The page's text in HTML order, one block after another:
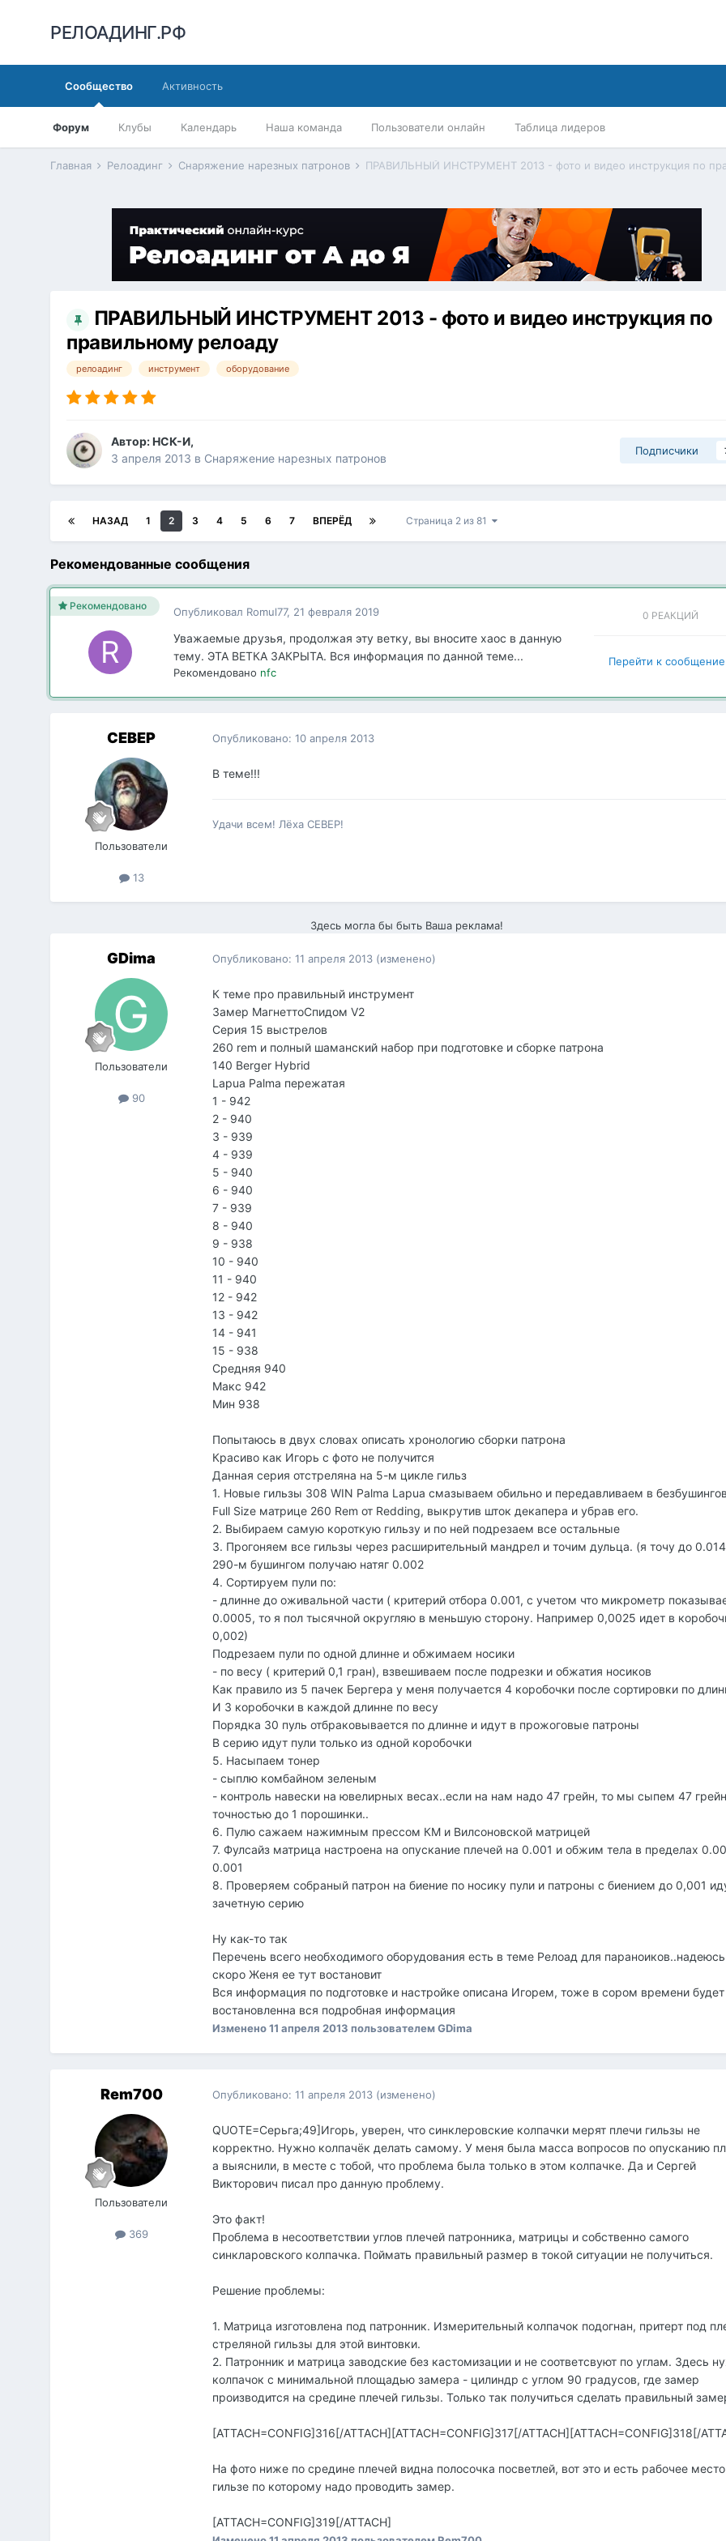
РЕЛОАДИНГ.РФ
Сообщество
Форум Клубы Календарь Наша команда Пользователи онлайн Таблица лидеров
Активность
Главная Релоадинг Снаряжение нарезных патронов
ПРАВИЛЬНЫЙ ИНСТРУМЕНТ 2013 - фото и видео инструкция по
правильному релоаду
релоадинг инструмент оборудование
Автор:НСК-И,
3 апреля 2013 в Снаряжение нарезных патронов
Подписчики
НАЗАД 1 2 3 4 5 6 7 ВПЕРЁД Страница 2 из 81
Рекомендованные сообщения
Рекомендовано Опубликовал Romul77, 21 февраля 2019
Уважаемые друзья, продолжая эту ветку, вы вносите хаос в данную
тему. ЭТА ВЕТКА ЗАКРЫТА. Вся информация по данной теме...
Рекомендовано nfc
0 РЕАКЦИЙ
Перейти к сообщение
СЕВЕР
Пользователи
13
Опубликовано:10 апреля 2013
В теме!!!
Удачи всем! Лёха СЕВЕР!
Здесь могла бы быть Ваша реклама!
GDima
Пользователи
90
Опубликовано:11 апреля 2013 (изменено)
К теме про правильный инструмент
Замер МагнеттоСпидом V2
Серия 15 выстрелов
260 rem и полный шаманский набор при подготовке и сборке патрона
140 Berger Hybrid
Lapua Palma пережатая
1 - 942
2 - 940
3 - 939
4 - 939
5 - 940
6 - 940
7 - 939
8 - 940
9 - 938
10 - 940
11 - 940
12 - 942
13 - 942
14 - 941
15 - 938
Средняя 940
Макс 942
Мин 938
Попытаюсь в двух словах описать хронологию сборки патрона
Красиво как Игорь с фото не получится
Данная серия отстреляна на 5-м цикле гильз
1. Новые гильзы 308 WIN Palma Lapua смазываем обильно и передавливаем в
Full Size матрице 260 Rem от Redding, выкрутив шток декапера и убрав его.
2. Выбираем самую короткую гильзу и по ней подрезаем все остальные
3. Прогоняем все гильзы через расширительный мандрел и точим дульца. (я точу до
290-м бушингом получаю натяг 0.002
4. Сортируем пули по:
- длинне до оживальной части ( критерий отбора 0.001, с учетом что микрометр
0.0005, то я пол тысячной округляю в меньшую сторону. Например 0,0025 идет в
0,002)
Подрезаем пули по одной длинне и обжимаем носики
- по весу ( критерий 0,1 гран), взвешиваем после подрезки и обжатия носиков
Как правило из 5 пачек Бергера у меня получается 4 коробочки после сортировки по
И 3 коробочки в каждой длинне по весу
Порядка 30 пуль отбраковывается по длинне и идут в прожоговые патроны
В серию идут пули только из одной коробочки
5. Насыпаем тонер
- сыплю комбайном зеленым
- контроль навески на ювелирных весах..если на нам надо 47 грейн, то мы сыпем 47
точностью до 1 порошинки..
6. Пулю сажаем нажимным прессом КМ и Вилсоновской матрицей
7. Фулсайз матрица настроена на опускание плечей на 0.001 и обжим тела в пределах
0.001
8. Проверяем собраный патрон на биение по носику пули и патроны с биением до 0,001
зачетную серию
Ну как-то так
Перечень всего необходимого оборудования есть в теме Релоад для параноиков..надеюсь
скоро Женя ее тут востановит
Вся информация по подготовке и настройке описана Игорем, тоже в сором времени будет
востановленна вся подробная информация
Изменено11 апреля 2013 пользователем GDima
Rem700
Пользователи
369
Опубликовано:11 апреля 2013 (изменено)
QUOTE=Серьга;49]Игорь, уверен, что синклеровские колпачки мерят плечи гильзы не
корректно. Нужно колпачёк делать самому. У меня была масса вопросов по опусканию
а выяснили, в месте с тобой, что проблема была только в этом колпачке. Да и Сергей
Викторович писал про данную проблему.
Это факт!
Проблема в несоответствии углов плечей патронника, матрицы и собственно самого
синкларовского колпачка. Поймать правильный размер в токой ситуации не получиться.
Решение проблемы:
1. Матрица изготовлена под патронник. Измерительный колпачок подогнан, притерт под
стреляной гильзы для этой винтовки.
2. Патронник и матрица заводские без кастомизации и не соответсвуют по углам. Здесь
колпачок с минимальной площадью замера - цилиндр с углом 90 градусов, где замер
производится на средине плечей гильзы. Только так получиться сделать правильный
[ATTACH=CONFIG]316[/ATTACH][ATTACH=CONFIG]317[/ATTACH][ATTACH=CONFIG]318[/
На фото ниже по средине плечей видна полосочка посветлей, вот это и есть рабочее
гильзе по которому надо проводить замер.
[ATTACH=CONFIG]319[/ATTACH]